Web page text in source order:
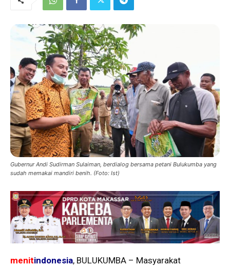
Gubernur Andi Sudirman Sulaiman, berdialog bersama petani Bulukumba yang
sudah memakai mandiri benih. (Foto: Ist)
menitindonesia, BULUKUMBA – Masyarakat